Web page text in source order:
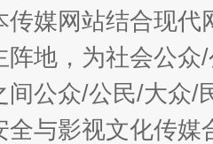
传媒网站结合现
阵地，为社会公
间公众/公民/大众/
全与影视文化传